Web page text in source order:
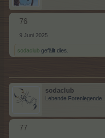
76
9 Juni 2025
sodaclub gefällt dies.
sodaclub
Lebende Forenlegende
77